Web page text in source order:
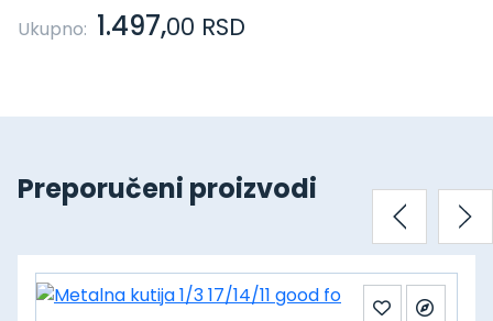
Ukupno: 1.497,00 RSD
Preporučeni proizvodi